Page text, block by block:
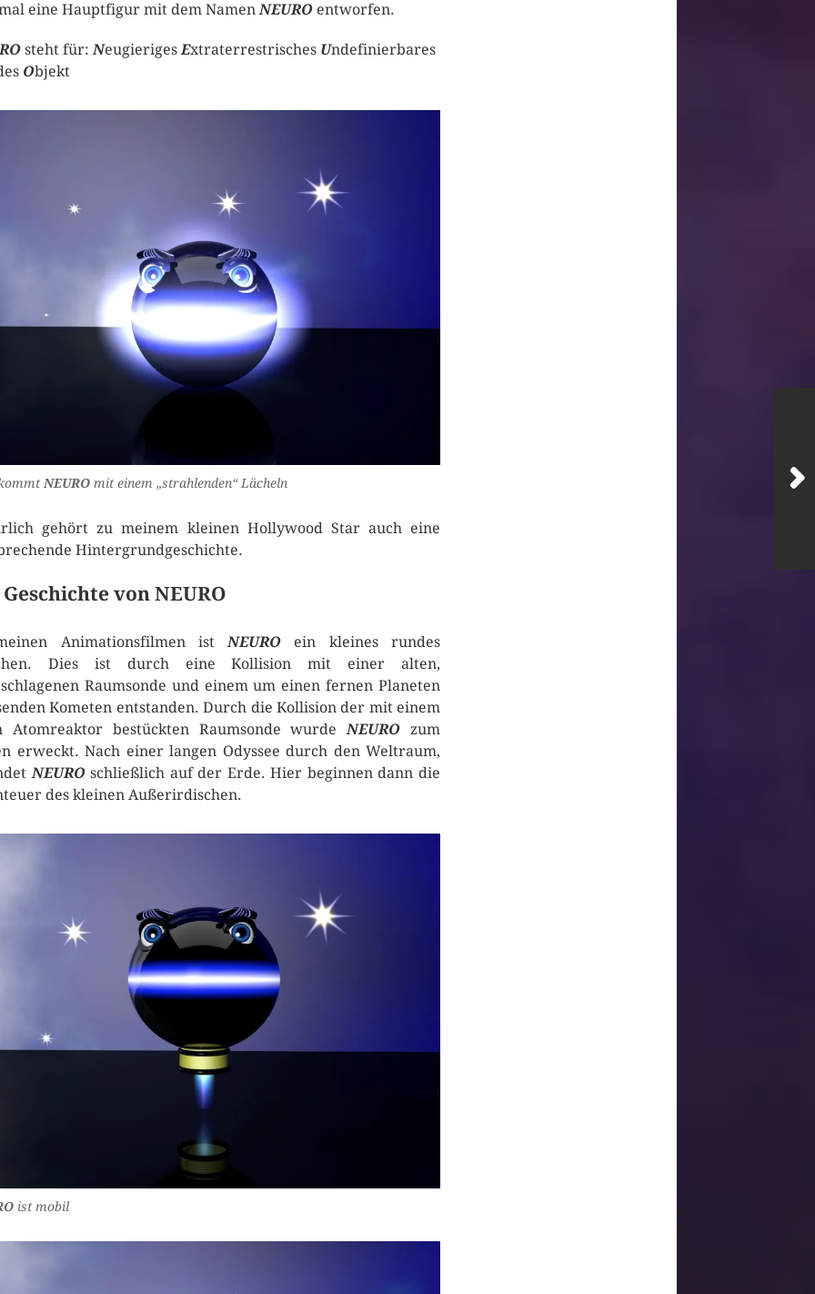
eine Hauptfigur mit dem NamenNEURO entworfen.
steht für:NeugierigesExtraterrestrisches Undefinierbares
Objekt
NEURO mit einem „strahlenden“ Lächeln
gehört zu meinem kleinen Hollywood Star auch eine
Hintergrundgeschichte.
von NEURO
Animationsfilmen istNEURO ein kleines rundes
Dies ist durch eine Kollision mit einer alten,
Raumsonde und einem um einen fernen Planeten
Kometen entstanden. Durch die Kollision der mit einem
Atomreaktor bestückten Raumsonde wurdeNEUROzum
erweckt. Nach einer langen Odyssee durch den Weltraum,
NEUROschließlich auf der Erde. Hier beginnen dann die
des kleinen Außerirdischen.
ist mobil